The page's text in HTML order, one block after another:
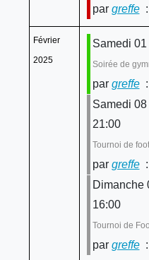
par greffe::
Février
2025
Samedi
Soirée de
par greffe::
Samedi
21:00
Tournoi de
par greffe::
Dimanche
16:00
Tournoi de
par greffe::